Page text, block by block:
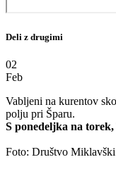
Deli z drugimi
02
Feb
Vabljeni na kurentov
polju pri Šparu.
S ponedeljka na
Foto: Društvo